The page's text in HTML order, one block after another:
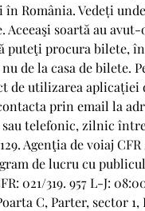
România. Vedeți
soartă au
puteţi procura bilete,
de la casa de bilete.
de utilizarea aplicației
prin email la
telefonic, zilnic
Agenţia de voiaj
de lucru cu
021/319. 957 L-J:
C, Parter, sector